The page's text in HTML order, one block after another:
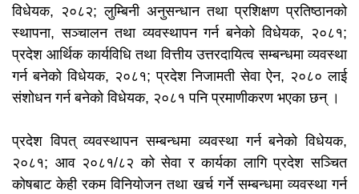
विधेयक, २०८२; लुम्बिनी अनुसन्धान तथा प्रशिक्षण प्रतिष्ठानको
स्थापना, सञ्चालन तथा व्यवस्थापन गर्न बनेको विधेयक, २०८१;
प्रदेश आर्थिक कार्यविधि तथा वित्तीय उत्तरदायित्व सम्बन्धमा व्यवस्था
गर्न बनेको विधेयक, २०८१; प्रदेश निजामती सेवा ऐन, २०८० लाई
संशोधन गर्न बनेको विधेयक, २०८१ पनि प्रमाणीकरण भएका छन् ।
प्रदेश विपत् व्यवस्थापन सम्बन्धमा व्यवस्था गर्न बनेको विधेयक,
२०८१; आव २०८१/८२ को सेवा र कार्यका लागि प्रदेश सञ्चित
कोषबाट केही रकम विनियोजन तथा खर्च गर्ने सम्बन्धमा व्यवस्था गर्न